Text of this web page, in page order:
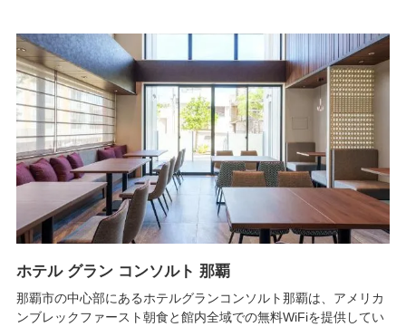
ホテル グラン コンソルト 那覇
那覇市の中心部にあるホテルグランコンソルト那覇は、アメリカ
ンブレックファースト朝食と館内全域での無料WiFiを提供してい